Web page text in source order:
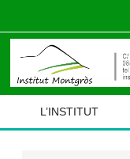
L’INSTITUT